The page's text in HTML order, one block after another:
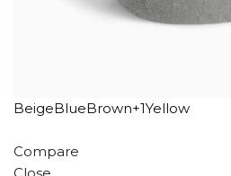
BeigeBlueBrown+1Yellow
Compare